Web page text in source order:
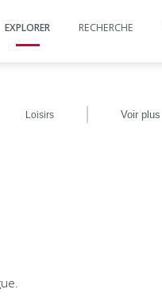
EXPLORER RECHERCHE
Loisirs | Voir plus